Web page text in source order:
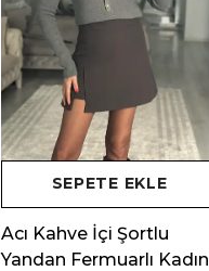
SEPETE EKLE
Acı Kahve İçi Şortlu
Yandan Fermuarlı Kadın